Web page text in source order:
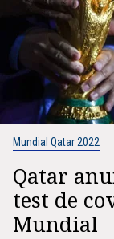
Mundial Qatar 2022
Qatar
test de
Mundial